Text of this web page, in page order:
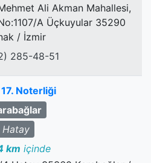
Ali Akman Mahallesi,
A Üçkuyular 35290
/ İzmir
285-48-51
Noterliği
Hatay
km içinde